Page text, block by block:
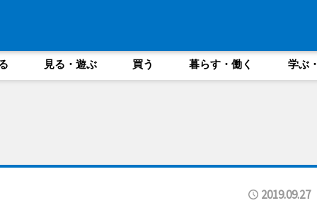
見る・遊ぶ 買う 暮らす・働く 学ぶ
2019.09.27